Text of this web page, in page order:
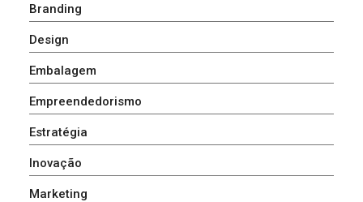
Branding
Design
Embalagem
Empreendedorismo
Estratégia
Inovação
Marketing